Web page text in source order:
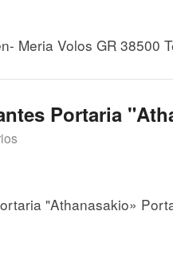
Meria Volos GR 38500
Portaria
"Athanasakio»